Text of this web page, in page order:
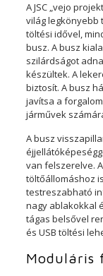
A JSC „vejo
világ legkönyebb
töltési idővel,
busz. A busz
szilárdságot
készültek. A
biztosít. A busz
javítsa a
járművek
A busz
van felszerelve.
töltőállomáshoz
testreszabható
nagy ablakokkal
tágas belsővel
és USB töltési
Moduláris